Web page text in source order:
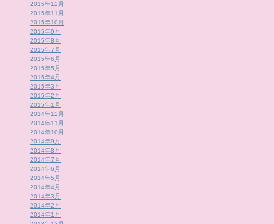
2015年12月
2015年11月
2015年10月
2015年9月
2015年8月
2015年7月
2015年6月
2015年5月
2015年4月
2015年3月
2015年2月
2015年1月
2014年12月
2014年11月
2014年10月
2014年9月
2014年8月
2014年7月
2014年6月
2014年5月
2014年4月
2014年3月
2014年2月
2014年1月